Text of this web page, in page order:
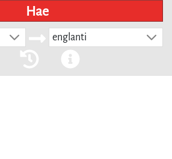
Hae
englanti